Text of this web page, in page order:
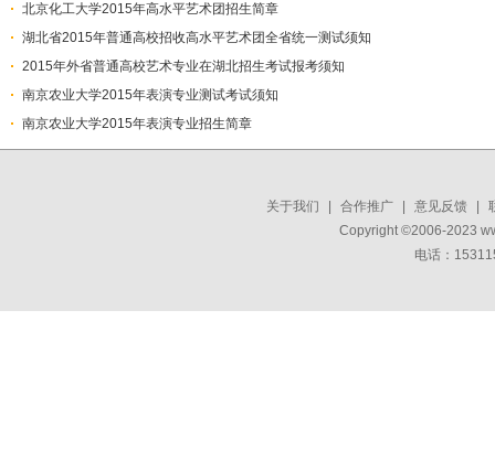
北京化工大学2015年高水平艺术团招生简章
湖北省2015年普通高校招收高水平艺术团全省统一测试须知
2015年外省普通高校艺术专业在湖北招生考试报考须知
南京农业大学2015年表演专业测试考试须知
南京农业大学2015年表演专业招生简章
关于我们 合作推广 意见反馈
Copyright ©2006-2023
电话：